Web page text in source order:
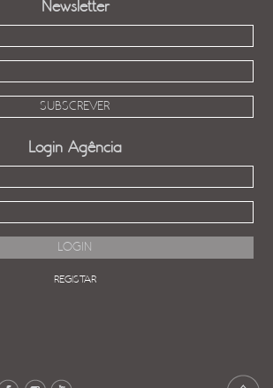
Newsletter
Login Agência
REGISTAR